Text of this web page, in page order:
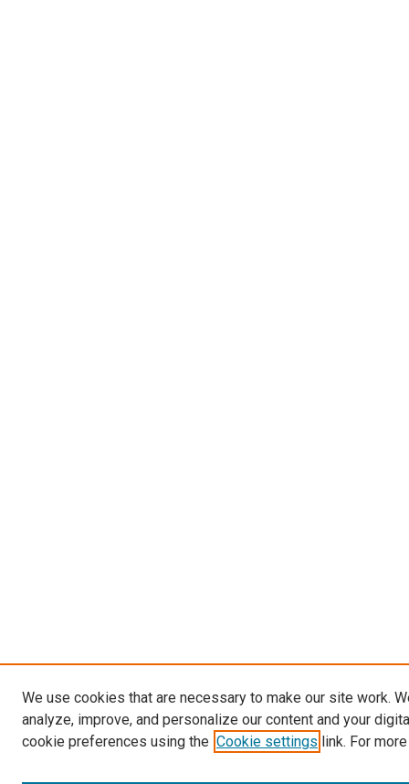
We use cookies that are necessary to make our site work.
analyze, improve, and personalize our content and your
cookie preferences using the Cookie settings link. For